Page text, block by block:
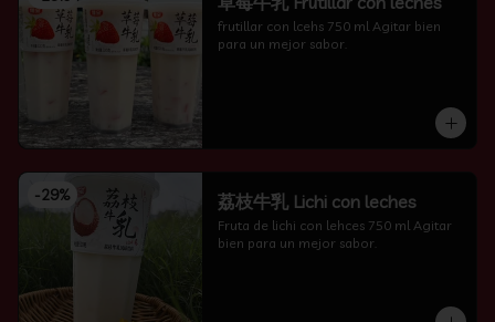
frutillar con lcehs 750 ml Agitar bien
para un mejor sabor.
-29% 荔枝牛乳 Lichi con leches
Fruta de lichi con lehces 750 ml Agitar
bien para un mejor sabor.